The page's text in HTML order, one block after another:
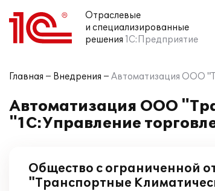
Отраслевые
и специализированные
решения 1С:Предприятие
Главная Внедрения Автоматизация ООО
Автоматизация ООО
"1С:Управление
Общество с ограниченной
"Транспортные